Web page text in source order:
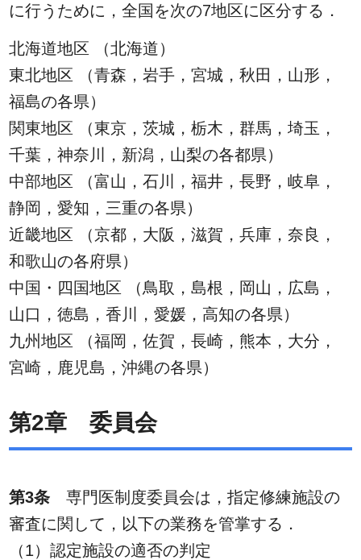
に行うために，全国を次の7地区に区分する．
北海道地区 （北海道）
東北地区 （青森，岩手，宮城，秋田，山形，
福島の各県）
関東地区 （東京，茨城，栃木，群馬，埼玉，
千葉，神奈川，新潟，山梨の各都県）
中部地区 （富山，石川，福井，長野，岐阜，
静岡，愛知，三重の各県）
近畿地区 （京都，大阪，滋賀，兵庫，奈良，
和歌山の各府県）
中国・四国地区 （鳥取，島根，岡山，広島，
山口，徳島，香川，愛媛，高知の各県）
九州地区 （福岡，佐賀，長崎，熊本，大分，
宮崎，鹿児島，沖縄の各県）
第2章 委員会
第3条 専門医制度委員会は，指定修練施設の
審査に関して，以下の業務を管掌する．
（1）認定施設の適否の判定